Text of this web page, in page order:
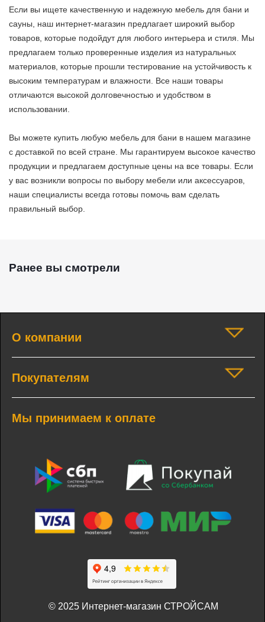
Если вы ищете качественную и надежную мебель для бани и
сауны, наш интернет-магазин предлагает широкий выбор
товаров, которые подойдут для любого интерьера и стиля. Мы
предлагаем только проверенные изделия из натуральных
материалов, которые прошли тестирование на устойчивость к
высоким температурам и влажности. Все наши товары
отличаются высокой долговечностью и удобством в
использовании.
Вы можете купить любую мебель для бани в нашем магазине
с доставкой по всей стране. Мы гарантируем высокое качество
продукции и предлагаем доступные цены на все товары. Если
у вас возникли вопросы по выбору мебели или аксессуаров,
наши специалисты всегда готовы помочь вам сделать
правильный выбор.
Ранее вы смотрели
О компании
Покупателям
Мы принимаем к оплате
© 2025 Интернет-магазин СТРОЙСАМ